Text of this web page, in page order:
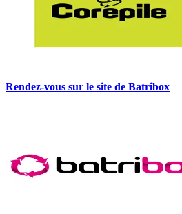
Rendez-vous sur le site de Batribox